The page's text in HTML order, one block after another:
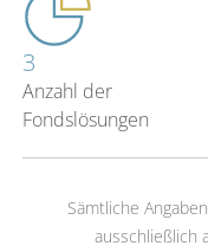
3
Anzahl der
Fondslösungen
Sämtliche
ausschließlich